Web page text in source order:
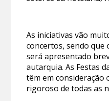
As iniciativas vão
concertos, sendo
será apresentado
autarquia. As Festas
têm em consideração
rigoroso de todas as